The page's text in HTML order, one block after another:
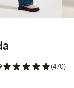
(470)